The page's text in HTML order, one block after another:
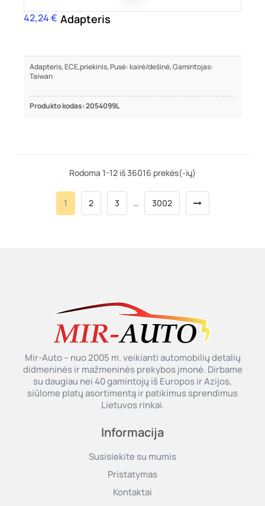
Kaina
42,24 € Adapteris
Adapteris, ECE,priekinis, Pusė: kairė/dešinė, Gamintojas:
Taiwan
Produkto kodas: 2054099L
Rodoma 1-12 iš 36016 prekės(-ių)
1 2 3 … 3002
Mir-Auto – nuo 2005 m. veikianti automobilių detalių
didmeninės ir mažmeninės prekybos įmonė. Dirbame
su daugiau nei 40 gamintojų iš Europos ir Azijos,
siūlome platų asortimentą ir patikimus sprendimus
Lietuvos rinkai.
Informacija
Susisiekite su mumis
Pristatymas
Kontaktai